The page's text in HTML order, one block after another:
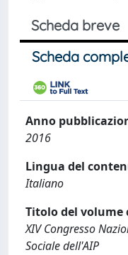
Scheda breve
Scheda
Anno
2016
Lingua del
Italiano
Titolo del volume
XIV Congresso
Sociale dell'AIP